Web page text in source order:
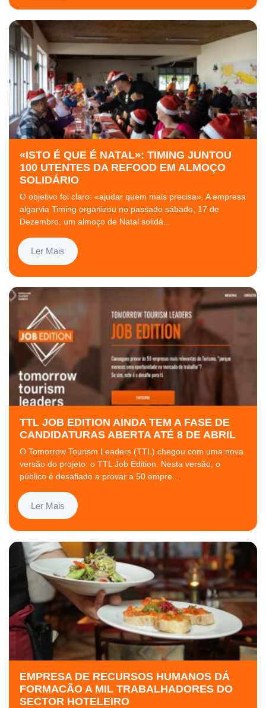
«ISTO É QUE É NATAL»: TIMING JUNTOU
100 UTENTES DA REFOOD EM ALMOÇO
SOLIDÁRIO
O objetivo foi claro: «ajudar quem mais precisa». A empresa
algarvia Timing organizou no passado sábado, 17 de
Dezembro, um almoço de Natal solidá...
Ler Mais
TTL JOB EDITION AINDA TEM A FASE DE
CANDIDATURAS ABERTA ATÉ 8 DE ABRIL
O Tomorrow Tourism Leaders (TTL) chegou com uma nova
versão do projeto: o TTL Job Edition. Nesta versão, o
público é desafiado a provar a 50 empre...
Ler Mais
EMPRESA DE RECURSOS HUMANOS DÁ
FORMACÃO A MIL TRABALHADORES DO
SECTOR HOTELEIRO